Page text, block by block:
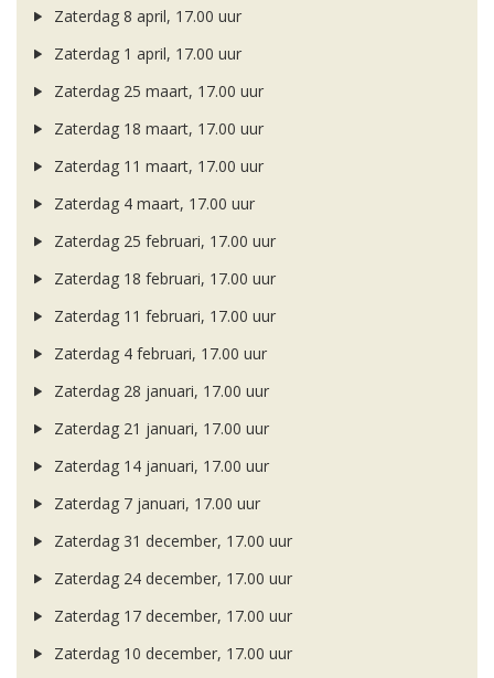
Zaterdag 8 april, 17.00 uur
Zaterdag 1 april, 17.00 uur
Zaterdag 25 maart, 17.00 uur
Zaterdag 18 maart, 17.00 uur
Zaterdag 11 maart, 17.00 uur
Zaterdag 4 maart, 17.00 uur
Zaterdag 25 februari, 17.00 uur
Zaterdag 18 februari, 17.00 uur
Zaterdag 11 februari, 17.00 uur
Zaterdag 4 februari, 17.00 uur
Zaterdag 28 januari, 17.00 uur
Zaterdag 21 januari, 17.00 uur
Zaterdag 14 januari, 17.00 uur
Zaterdag 7 januari, 17.00 uur
Zaterdag 31 december, 17.00 uur
Zaterdag 24 december, 17.00 uur
Zaterdag 17 december, 17.00 uur
Zaterdag 10 december, 17.00 uur